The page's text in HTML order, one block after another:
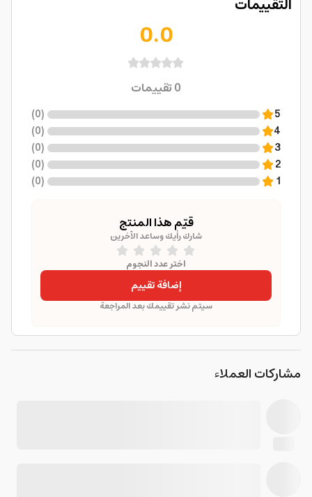
التقييمات
0.0
0تقييمات
5
(
0
)
4
(
0
)
3
(
0
)
2
(
0
)
1
(
0
)
قيّم هذا المنتج
شارك رأيك وساعد الآخرين
اختر عدد النجوم
إضافة تقييم
سيتم نشر تقييمك بعد المراجعة
مشاركات العملاء